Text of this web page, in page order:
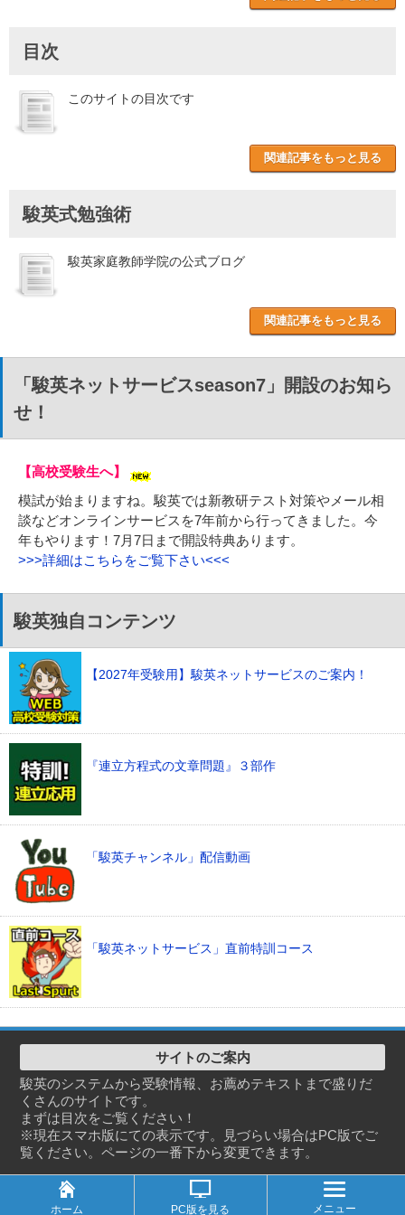
目次
このサイトの目次です
関連記事をもっと見る
駿英式勉強術
駿英家庭教師学院の公式ブログ
関連記事をもっと見る
「駿英ネットサービスseason7」開設のお知ら
せ！
【高校受験生へ】
模試が始まりますね。駿英では新教研テスト対策やメール相
談などオンラインサービスを7年前から行ってきました。今
年もやります！7月7日まで開設特典あります。
>>>詳細はこちらをご覧下さい<<<
駿英独自コンテンツ
【2027年受験用】駿英ネットサービスのご案内！
『連立方程式の文章問題』３部作
「駿英チャンネル」配信動画
「駿英ネットサービス」直前特訓コース
サイトのご案内
駿英のシステムから受験情報、お薦めテキストまで盛りだ
くさんのサイトです。
まずは目次をご覧ください！
※現在スマホ版にての表示です。見づらい場合はPC版でご
覧ください。ページの一番下から変更できます。
ホーム PC版を見る メニュー